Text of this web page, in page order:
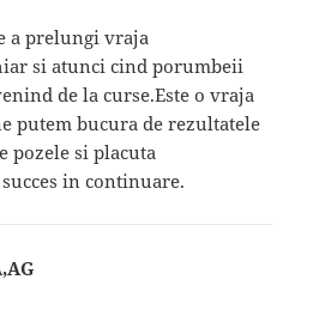
a prelungi vraja
si atunci cind porumbeii
de la curse.Este o vraja
putem bucura de rezultatele
pozele si placuta
in continuare.